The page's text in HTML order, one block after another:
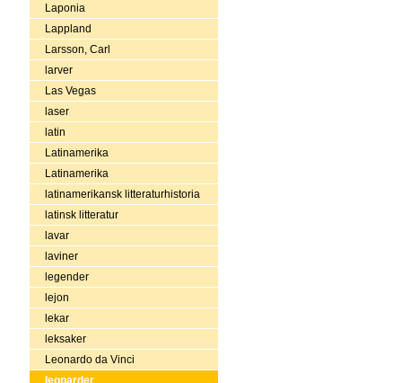
Laponia
Lappland
Larsson, Carl
larver
Las Vegas
laser
latin
Latinamerika
Latinamerika
latinamerikansk litteraturhistoria
latinsk litteratur
lavar
laviner
legender
lejon
lekar
leksaker
Leonardo da Vinci
leoparder